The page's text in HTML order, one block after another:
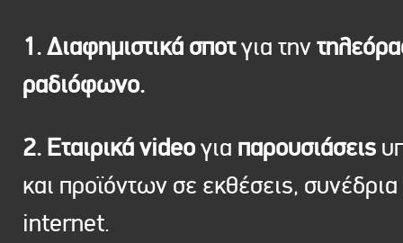
1. Διαφημιστικά σποτγια την
ραδιόφωνο.
2. Εταιρικά videoγια παρουσιάσεις
και προϊόντων σε εκθέσεις, συνέδρια
internet.